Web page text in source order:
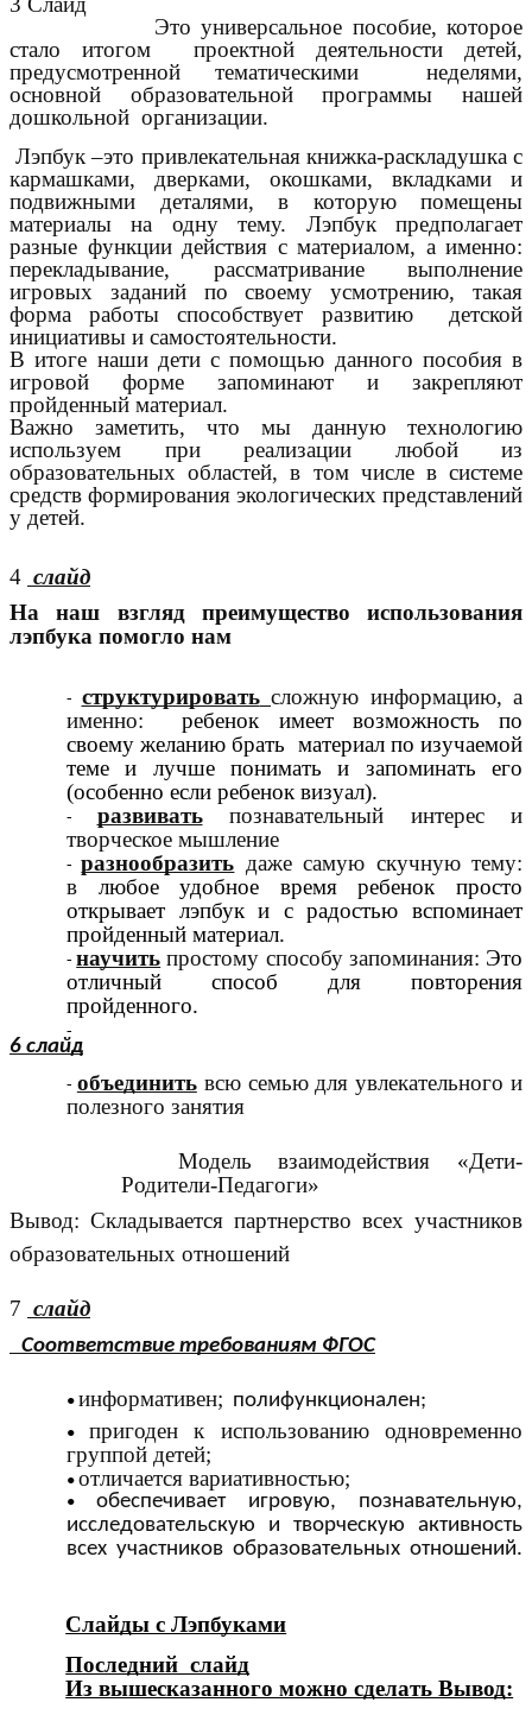
Это универсальное пособие, которое
стало итогом проектной деятельности детей,
предусмотренной тематическими неделями,
основной образовательной программы нашей
дошкольной организации.
Лэпбук –это привлекательная книжка-раскладушка с
кармашками, дверками, окошками, вкладками и
подвижными деталями, в которую помещены
материалы на одну тему. Лэпбук предполагает
разные функции действия с материалом, а именно:
перекладывание, рассматривание выполнение
игровых заданий по своему усмотрению, такая
форма работы способствует развитию детской
инициативы и самостоятельности.
В итоге наши дети с помощью данного пособия в
игровой форме запоминают и закрепляют
пройденный материал.
Важно заметить, что мы данную технологию
используем при реализации любой из
образовательных областей, в том числе в системе
средств формирования экологических представлений
у детей.
4 слайд
На наш взгляд преимущество использования
лэпбука помогло нам
структурировать сложную информацию, а
именно:ребенок имеет возможность по
своему желанию брать материал по изучаемой
теме и лучше понимать и запоминать его
(особенно если ребенок визуал).
развиватьпознавательный интерес и
творческое мышление
разнообразить даже самую скучную тему:
в любое удобное время ребенок просто
открывает лэпбук и с радостью вспоминает
пройденный материал.
научить простому способу запоминания: Это
отличный способ для повторения
пройденного.
6 слайд
объединитьвсю семью для увлекательного и
полезного занятия
Модель взаимодействия «Дети-
Родители-Педагоги»
Вывод: Складывается партнерство всех участников
образовательных отношений
7 слайд
Соответствие требованиям ФГОС
информативен; полифункционален;
пригоден к использованию одновременно
группой детей;
отличается вариативностью;
обеспечивает игровую, познавательную,
исследовательскую и творческую активность
всех участников образовательных отношений.
Слайды с Лэпбуками
Последний слайд
Из вышесказанного можно сделать Вывод: